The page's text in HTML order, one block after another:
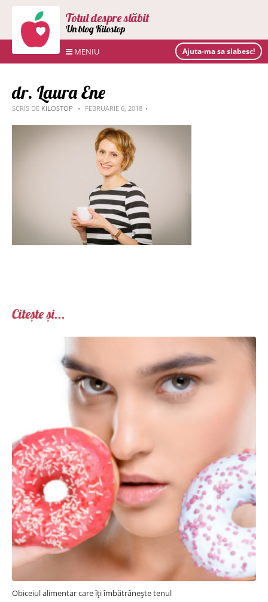
Totul despre slăbit
Un blog Kilostop
MENIU Ajuta-ma sa slabesc!
dr. Laura Ene
SCRIS DE KILOSTOP FEBRUARIE 6, 2018
Citește și...
Obiceiul alimentar care îți îmbătrânește tenul